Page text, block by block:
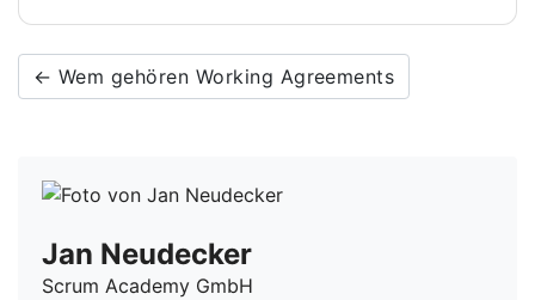
← Wem gehören Working Agreements
Jan Neudecker
Scrum Academy GmbH